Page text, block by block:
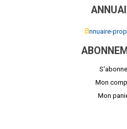
annuaire-
Mon
Mon